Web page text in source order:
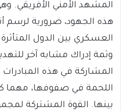
المشهد الأمني الأفريقي.
هذه الجهود، ضرورية لرسم
العسكري بين الدول
وثمة إدراك مشابه آخر
المشاركة في هذه
اللحمة في صفوفها، مهما
بينها. القوة المشتركة